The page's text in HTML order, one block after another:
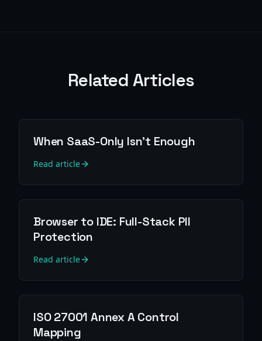
Related Articles
When SaaS-Only Isn't Enough
Read article
Browser to IDE: Full-Stack PII
Protection
Read article
ISO 27001 Annex A Control
Mapping